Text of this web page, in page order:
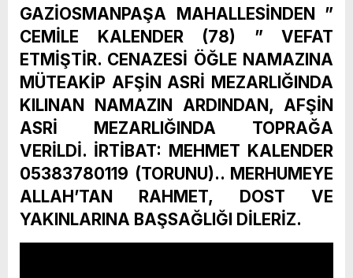
GAZİOSMANPAŞA MAHALLESİNDEN ”
CEMİLE KALENDER (78) ” VEFAT
ETMİŞTİR. CENAZESİ ÖĞLE NAMAZINA
MÜTEAKİP AFŞİN ASRİ MEZARLIĞINDA
KILINAN NAMAZIN ARDINDAN, AFŞİN
ASRİ MEZARLIĞINDA TOPRAĞA
VERİLDİ. İRTİBAT: MEHMET KALENDER
05383780119 (TORUNU).. MERHUMEYE
ALLAH’TAN RAHMET, DOST VE
YAKINLARINA BAŞSAĞLIĞI DİLERİZ.